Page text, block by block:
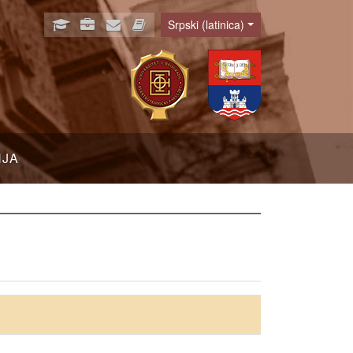
Language
Srpski (latinica)